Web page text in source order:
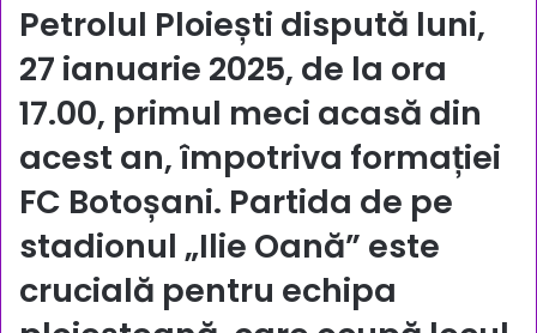
Petrolul Ploiești dispută luni,
27 ianuarie 2025, de la ora
17.00, primul meci acasă din
acest an, împotriva formației
FC Botoșani. Partida de pe
stadionul „Ilie Oană” este
crucială pentru echipa